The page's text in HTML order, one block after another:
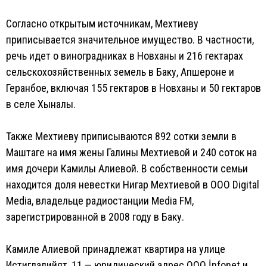
Согласно открытым источникам, Мехтиеву
приписывается значительное имущество. В частности,
речь идет о виноградниках в Новханы и 216 гектарах
сельскохозяйственных земель в Баку, Апшероне и
Геранбое, включая 155 гектаров в Новханы и 50 гектаров
в селе Хыналы.
Также Мехтиеву приписываются 892 сотки земли в
Маштаге на имя жены Галины Мехтиевой и 240 соток на
имя дочери Камилы Алиевой. В собственности семьи
находится доля невестки Нигар Мехтиевой в ООО Digital
Media, владельце радиостанции Media FM,
зарегистрированной в 2008 году в Баку.
Камиле Алиевой принадлежат квартира на улице